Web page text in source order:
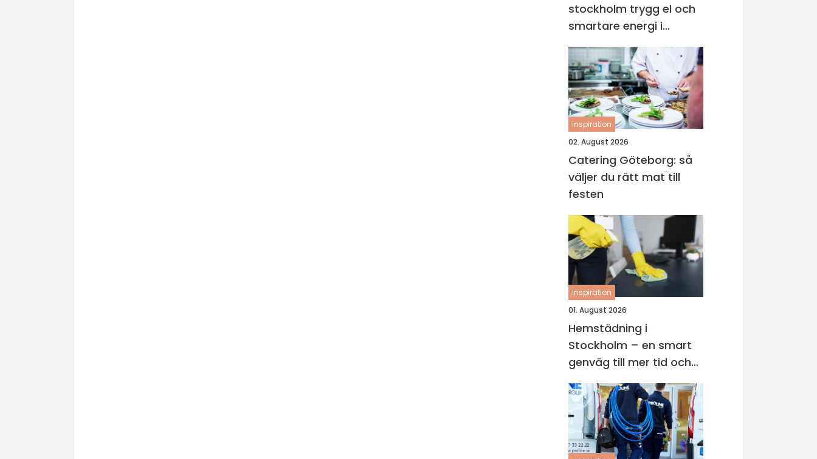
stockholm trygg el och
smartare energi i
vardagen
inspiration
02. August 2026
Catering Göteborg: så
väljer du rätt mat till
festen
inspiration
01. August 2026
Hemstädning i
Stockholm – en smart
genväg till mer tid och
lugn i vardagen